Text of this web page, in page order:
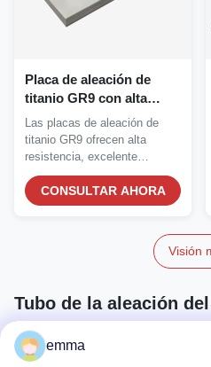
Placa de aleación de
titanio GR9 con alta
resistencia a la
corrosión, ligera, de alta
resistencia y excelente
formabilidad en frío
Las placas de aleación de
titanio GR9 ofrecen alta
resistencia, excelente
resistencia a la...
CONSULTAR AHORA
Visión
Tubo de la aleación
emma